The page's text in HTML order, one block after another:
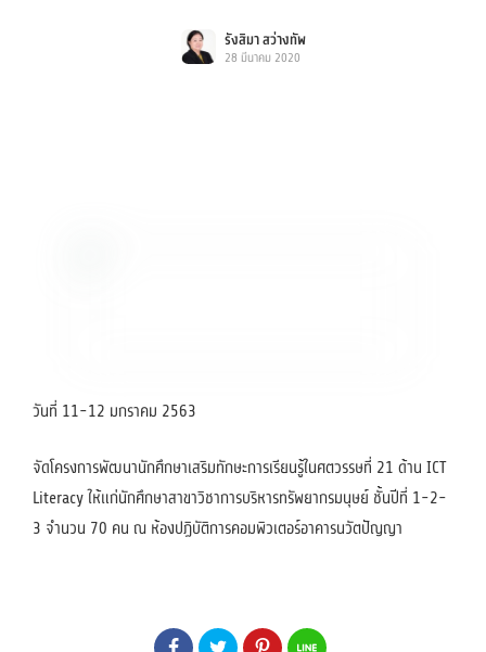
รังสิมา สว่างทัพ
28 มีนาคม 2020
วันที่ 11-12 มกราคม 2563
จัดโครงการพัฒนานักศึกษาเสริมทักษะการเรียนรู้ในศตวรรษที่ 21 ด้าน ICT
Literacy ให้แก่นักศึกษาสาขาวิชาการบริหารทรัพยากรมนุษย์ ชั้นปีที่ 1-2-
3 จำนวน 70 คน ณ ห้องปฏิบัติการคอมพิวเตอร์อาคารนวัตปัญญา